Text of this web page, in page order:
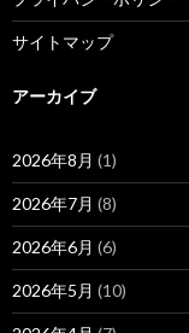
サイトマップ
アーカイブ
2026年8月 (1)
2026年7月 (8)
2026年6月 (6)
2026年5月 (10)